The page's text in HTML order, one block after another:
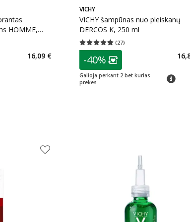
HOMME,
narių nuolaida:
16,09 €
VICHY
VICHY šampūnas nuo pleiskanų
DERCOS K, 250 ml
(27)
Vidutinis įvertinimas 4.74
patarimas
Lojalumo klubo
-40%
Galioja perkant 2 bet kurias
prekes.
patarimas